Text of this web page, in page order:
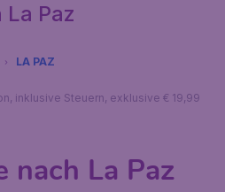
Paz
LA PAZ
inklusive Steuern, exklusive € 19,99
nach La Paz